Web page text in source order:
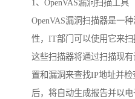
1、OpenVAS漏洞扫描工具
OpenVAS漏洞扫描器是一
性，IT部门可以使用它来扫
这些扫描器将通过扫描现
置和漏洞来查找IP地址并
后，将自动生成报告并以